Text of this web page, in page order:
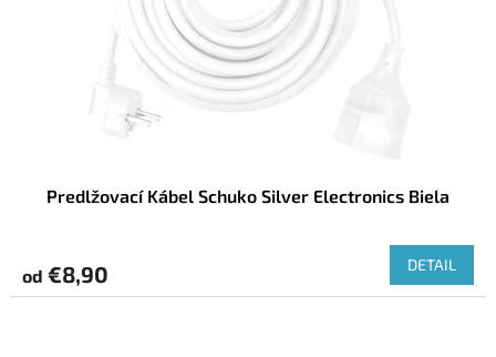
Predlžovací Kábel Schuko Silver Electronics Biela
od €8,90 DETAIL